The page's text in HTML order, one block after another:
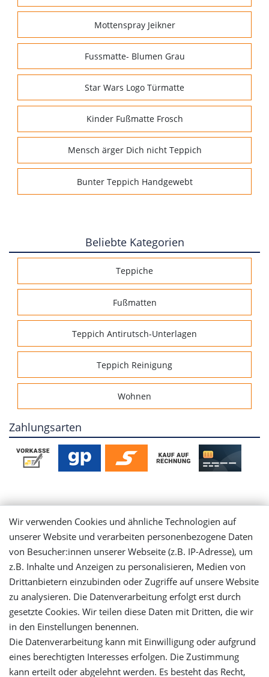
Mottenspray Jeikner
Fussmatte- Blumen Grau
Star Wars Logo Türmatte
Kinder Fußmatte Frosch
Mensch ärger Dich nicht Teppich
Bunter Teppich Handgewebt
Beliebte Kategorien
Teppiche
Fußmatten
Teppich Antirutsch-Unterlagen
Teppich Reinigung
Wohnen
Zahlungsarten
Mein Konto
Login
Registrieren
Versandinformationen
Let's stay connected
Wir verwenden Cookies und ähnliche Technologien auf
unserer Website und verarbeiten personenbezogene Daten
von Besucher:innen unserer Webseite (z.B. IP-Adresse), um
z.B. Inhalte und Anzeigen zu personalisieren, Medien von
Drittanbietern einzubinden oder Zugriffe auf unsere Website
zu analysieren. Die Datenverarbeitung erfolgt erst durch
gesetzte Cookies. Wir teilen diese Daten mit Dritten, die wir
in den Einstellungen benennen.
Die Datenverarbeitung kann mit Einwilligung oder aufgrund
eines berechtigten Interesses erfolgen. Die Zustimmung
kann erteilt oder abgelehnt werden. Es besteht das Recht,